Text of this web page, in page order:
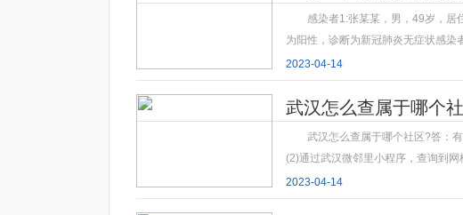
感染者1:张某某，男，49岁，居
为阳性，诊断为新冠肺炎无症状感染
2023-04-14
武汉怎么查属于哪个
武汉怎么查属于哪个社区?答：
(2)通过武汉微邻里小程序，查询到网
2023-04-14